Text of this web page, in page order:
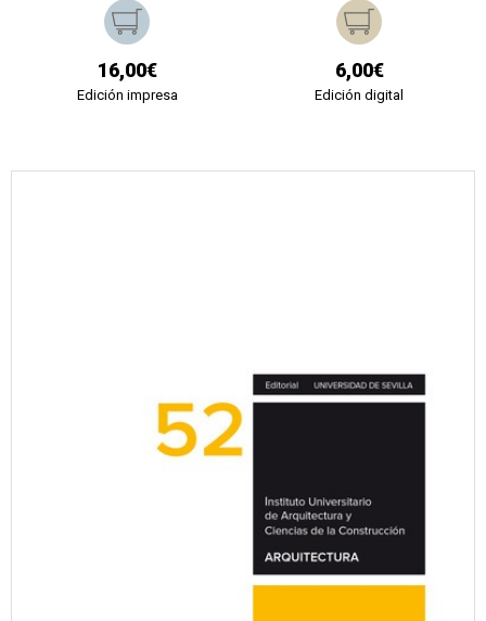
16,00€
Edición impresa
6,00€
Edición digital